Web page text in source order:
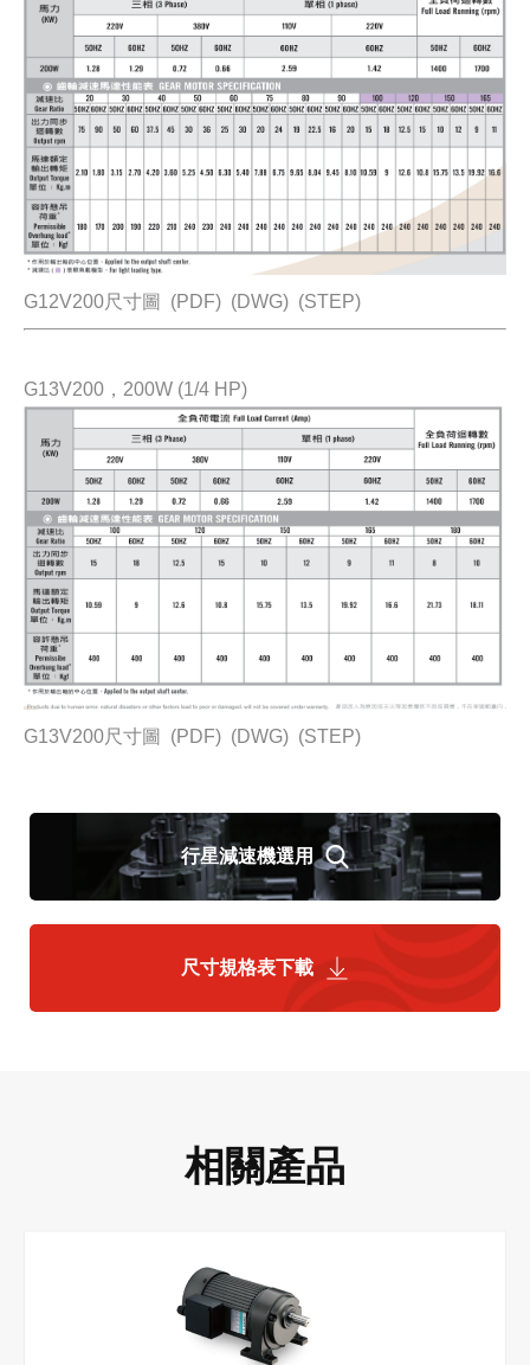
G12V200尺寸圖 (PDF) (DWG) (STEP)
G13V200，200W (1/4 HP)
G13V200尺寸圖 (PDF) (DWG) (STEP)
行星減速機選用
尺寸規格表下載
相關產品